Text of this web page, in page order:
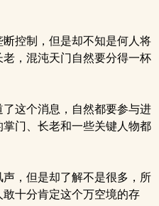
控制，但是却不知是何人将
，混沌天门自然要分得一杯
这个消息，自然都要参与进
门、长老和一些关键人物都
，但是却了解不是很多，所
十分肯定这个万空境的存